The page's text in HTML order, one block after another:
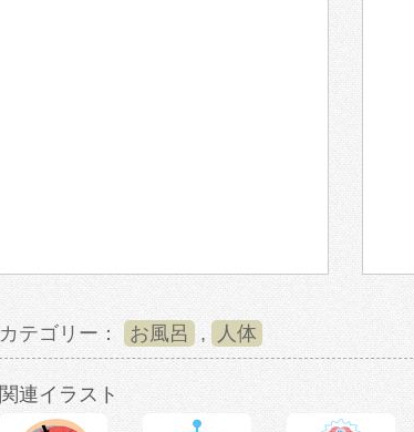
カテゴリー： お風呂 , 人体
関連イラスト